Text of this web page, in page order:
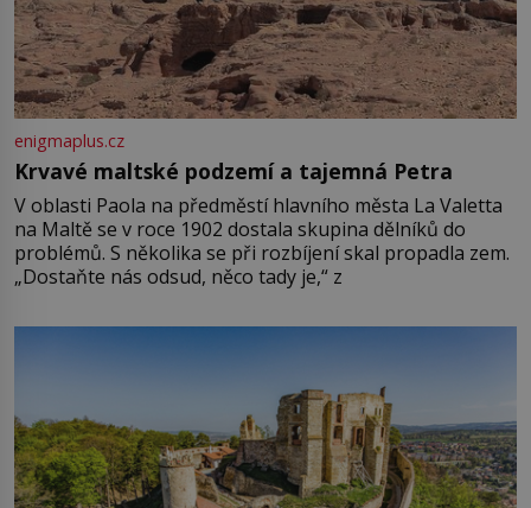
enigmaplus.cz
Krvavé maltské podzemí a tajemná Petra
V oblasti Paola na předměstí hlavního města La Valetta
na Maltě se v roce 1902 dostala skupina dělníků do
problémů. S několika se při rozbíjení skal propadla zem.
„Dostaňte nás odsud, něco tady je,“ z